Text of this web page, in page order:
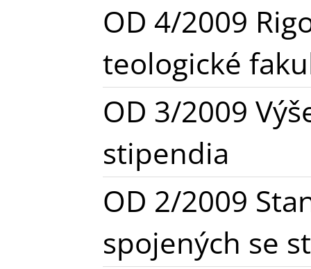
OD 4/2009
teologické
OD 3/2009
stipendia
OD 2/2009
spojených se